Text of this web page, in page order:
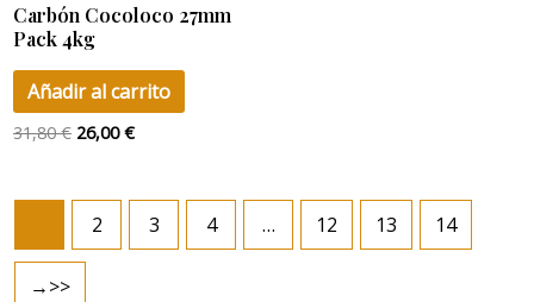
Carbón Cocoloco 27mm
Pack 4kg
Añadir al carrito
31,80€ 26,00€
2 3 4 … 12 13 14
→